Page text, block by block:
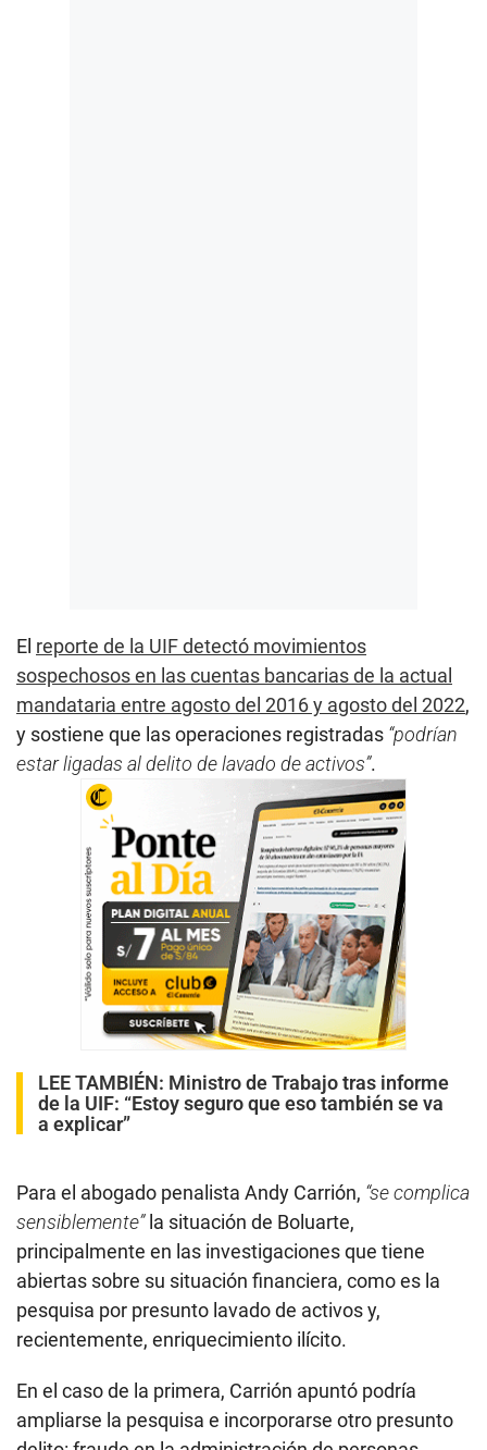
El reporte de la UIF detectó movimientos
sospechosos en las cuentas bancarias de la actual
mandataria entre agosto del 2016 y agosto del 2022,
y sostiene que las operaciones registradas “podrían
estar ligadas al delito de lavado de activos”.
LEE TAMBIÉN: Ministro de Trabajo tras informe
de la UIF: “Estoy seguro que eso también se va
a explicar”
Para el abogado penalista Andy Carrión, “se complica
sensiblemente”la situación de Boluarte,
principalmente en las investigaciones que tiene
abiertas sobre su situación financiera, como es la
pesquisa por presunto lavado de activos y,
recientemente, enriquecimiento ilícito.
En el caso de la primera, Carrión apuntó podría
ampliarse la pesquisa e incorporarse otro presunto